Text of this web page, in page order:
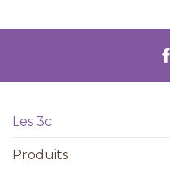
Les 3c
Produits